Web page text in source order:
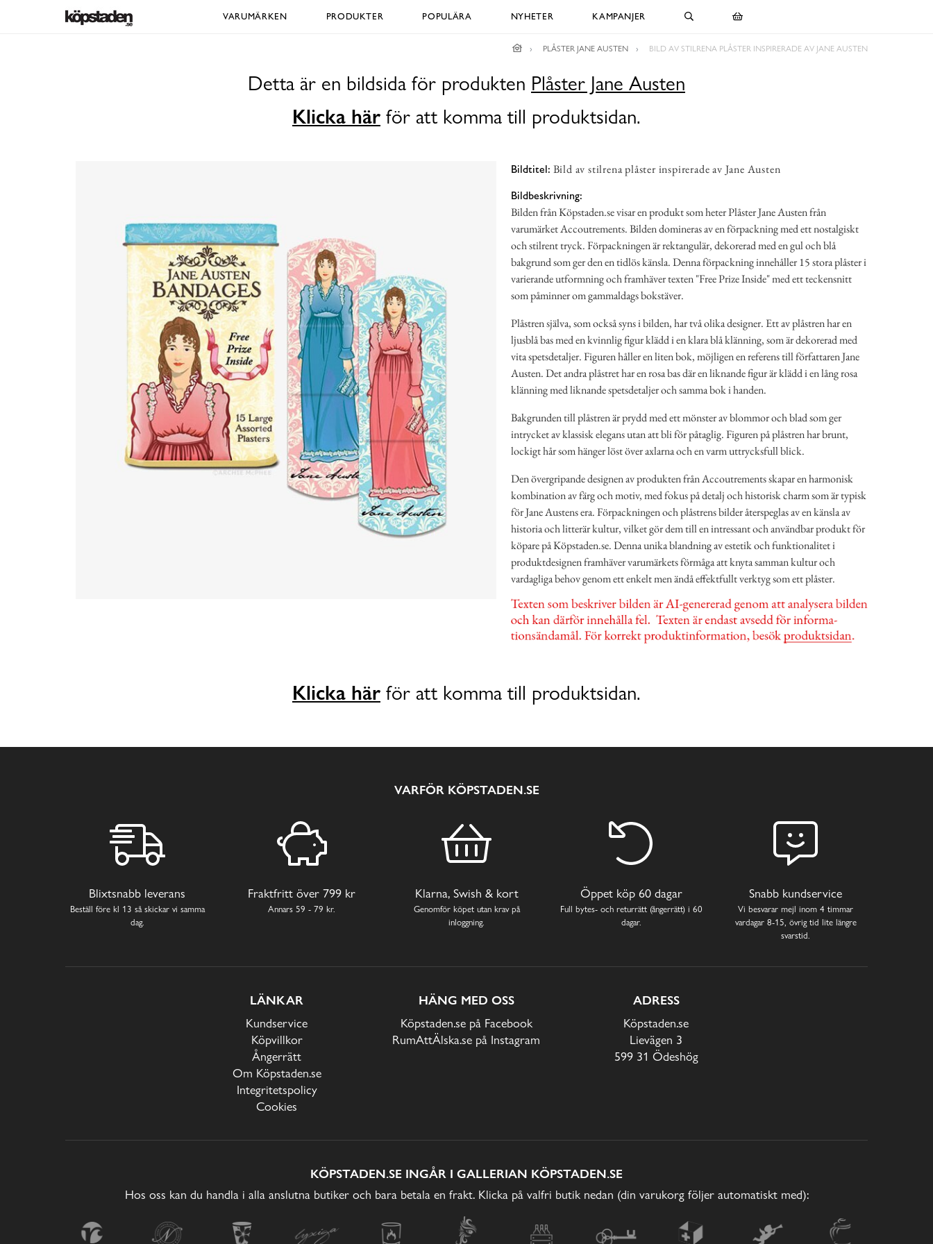
VARUMÄRKEN PRODUKTER POPULÄRA NYHETER KAMPANJER
PLÅSTER JANE AUSTEN BILD AV STILRENA PLÅSTER INSPIRERADE AV JANE AUSTEN
Detta är en bildsida för produkten Plåster Jane Austen
Klicka här för att komma till produktsidan.
Bildtitel: Bild av stilrena plåster inspirerade av Jane Austen
Bildbeskrivning:
Bilden från Köpstaden.se visar en produkt som heter Plåster Jane Austen från
varumärket Accoutrements. Bilden domineras av en förpackning med ett nostalgiskt
och stilrent tryck. Förpackningen är rektangulär, dekorerad med en gul och blå
bakgrund som ger den en tidlös känsla. Denna förpackning innehåller 15 stora plåster i
varierande utformning och framhäver texten "Free Prize Inside" med ett teckensnitt
som påminner om gammaldags bokstäver.
Plåstren själva, som också syns i bilden, har två olika designer. Ett av plåstren har en
ljusblå bas med en kvinnlig figur klädd i en klara blå klänning, som är dekorerad med
vita spetsdetaljer. Figuren håller en liten bok, möjligen en referens till författaren Jane
Austen. Det andra plåstret har en rosa bas där en liknande figur är klädd i en lång rosa
klänning med liknande spetsdetaljer och samma bok i handen.
Bakgrunden till plåstren är prydd med ett mönster av blommor och blad som ger
intrycket av klassisk elegans utan att bli för påtaglig. Figuren på plåstren har brunt,
lockigt hår som hänger löst över axlarna och en varm uttrycksfull blick.
Den övergripande designen av produkten från Accoutrements skapar en harmonisk
kombination av färg och motiv, med fokus på detalj och historisk charm som är typisk
för Jane Austens era. Förpackningen och plåstrens bilder återspeglas av en känsla av
historia och litterär kultur, vilket gör dem till en intressant och användbar produkt för
köpare på Köpstaden.se. Denna unika blandning av estetik och funktionalitet i
produktdesignen framhäver varumärkets förmåga att knyta samman kultur och
vardagliga behov genom ett enkelt men ändå effektfullt verktyg som ett plåster.
Klicka här för att komma till produktsidan.
VARFÖR KÖPSTADEN.SE
Blixtsnabb leverans
Beställ före kl 13 så skickar vi samma
dag.
Fraktfritt över 799 kr
Annars 59 - 79 kr.
Klarna, Swish & kort
Genomför köpet utan krav på
inloggning.
Öppet köp 60 dagar
Full bytes- och returrätt (ångerrätt) i 60
dagar.
Snabb kundservice
Vi besvarar mejl inom 4 timmar
vardagar 8-15, övrig tid lite längre
svarstid.
LÄNKAR
Kundservice
Köpvillkor
Ångerrätt
Om Köpstaden.se
Integritetspolicy
Cookies
HÄNG MED OSS
Köpstaden.se på Facebook
RumAttÄlska.se på Instagram
ADRESS
Köpstaden.se
Lievägen 3
599 31 Ödeshög
KÖPSTADEN.SE INGÅR I GALLERIAN KÖPSTADEN.SE
Hos oss kan du handla i alla anslutna butiker och bara betala en frakt. Klicka på valfri butik nedan (din varukorg följer automatiskt med):